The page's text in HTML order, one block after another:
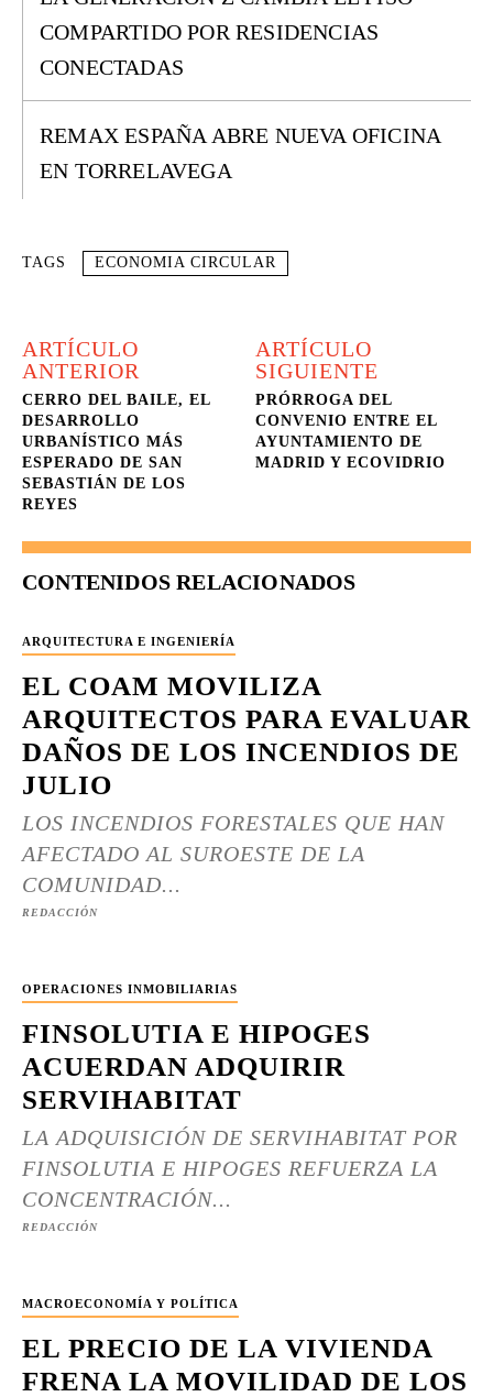
COMPARTIDO POR RESIDENCIAS
CONECTADAS
REMAX ESPAÑA ABRE NUEVA OFICINA
EN TORRELAVEGA
TAGS ECONOMIA CIRCULAR
ARTÍCULO
ANTERIOR
CERRO DEL BAILE, EL
DESARROLLO
URBANÍSTICO MÁS
ESPERADO DE SAN
SEBASTIÁN DE LOS
REYES
ARTÍCULO
SIGUIENTE
PRÓRROGA DEL
CONVENIO ENTRE EL
AYUNTAMIENTO DE
MADRID Y ECOVIDRIO
CONTENIDOS RELACIONADOS
ARQUITECTURA E INGENIERÍA
EL COAM MOVILIZA
ARQUITECTOS PARA EVALUAR
DAÑOS DE LOS INCENDIOS DE
JULIO
LOS INCENDIOS FORESTALES QUE HAN
AFECTADO AL SUROESTE DE LA
COMUNIDAD...
REDACCIÓN
OPERACIONES INMOBILIARIAS
FINSOLUTIA E HIPOGES
ACUERDAN ADQUIRIR
SERVIHABITAT
LA ADQUISICIÓN DE SERVIHABITAT POR
FINSOLUTIA E HIPOGES REFUERZA LA
CONCENTRACIÓN...
REDACCIÓN
MACROECONOMÍA Y POLÍTICA
EL PRECIO DE LA VIVIENDA
FRENA LA MOVILIDAD DE LOS